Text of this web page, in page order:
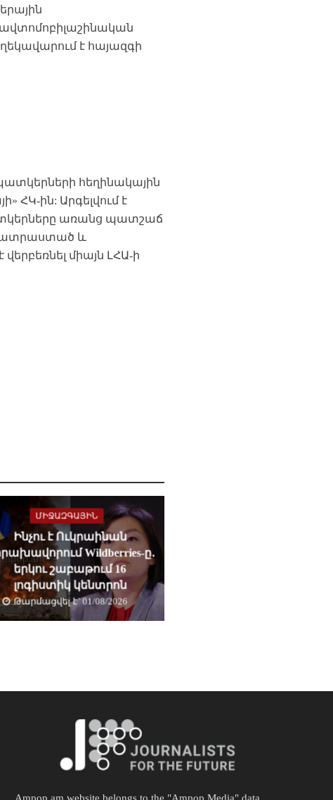
ավտոմոբիլաշինական
ղեկավարում է հայազգի
պատկերների հեղինակային
ՀԿ-ին: Արգելվում է
առանց պատշաճ
պատրաստած և
միայն ԼՀԱ-ի
ՄԻՋԱԶԳԱՅԻՆ
Ինչու է Ուկրաինան
Wildberries-ը․
երկու շաբաթում 16
լոգիստիկ կենտրոն
Թարմացվել է` 01/08/2026
Ampop.am website belongs to the "Ampop Media" data